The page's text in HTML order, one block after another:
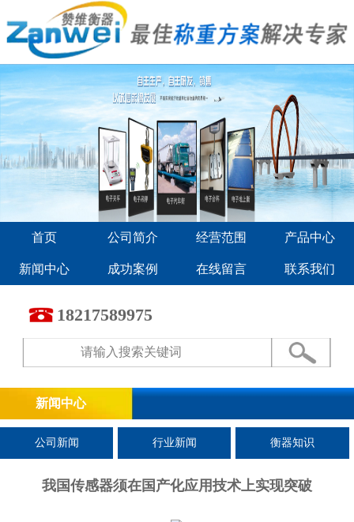
首页 公司简介 经营范围 产品中心
新闻中心 成功案例 在线留言 联系我们
18217589975
新闻中心
公司新闻 行业新闻 衡器知识
我国传感器须在国产化应用技术上实现突破